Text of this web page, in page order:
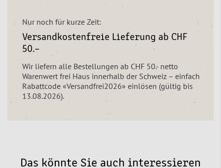
Nur noch für kurze Zeit:
Versandkostenfreie Lieferung ab CHF
50.–
Wir liefern alle Bestellungen ab CHF 50.- netto
Warenwert frei Haus innerhalb der Schweiz – einfach
Rabattcode «Versandfrei2026» einlösen (gültig bis
13.08.2026).
Das könnte Sie auch interessieren